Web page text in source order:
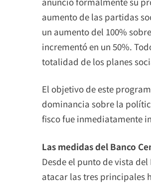
aumento de las partidas
un aumento del 100%
incrementó en un 50%.
totalidad de los planes
El objetivo de este
dominancia sobre la
fisco fue inmediatamente
Las medidas del Banco
Desde el punto de vista
atacar las tres principales